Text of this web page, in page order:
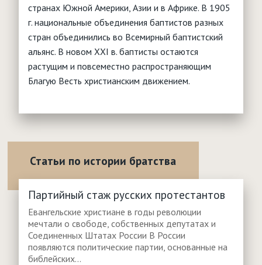
странах Южной Америки, Азии и в Африке. В 1905
г. национальные объединения баптистов разных
стран объединились во Всемирный баптистский
альянс. В новом ХХI в. баптисты остаются
растущим и повсеместно распространяющим
Благую Весть христианским движением.
Статьи по истории братства
Партийный стаж русских протестантов
Евангельские христиане в годы революции
мечтали о свободе, собственных депутатах и
Соединенных Штатах России В России
появляются политические партии, основанные на
библейских...